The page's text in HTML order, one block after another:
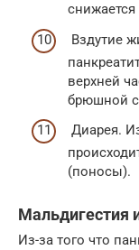
Вздутие
верхней
брюшной
Диарея.
(поносы).
Мальдигестия
Из-за того что